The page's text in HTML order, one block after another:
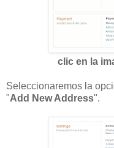
clic en la
Seleccionaremos la
"Add New Address".